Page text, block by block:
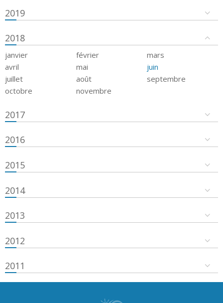
2019
2018
janvier février
mars
avril
mai
juin
juillet
août
septembre
octobre
novembre
2017
2016
2015
2014
2013
2012
2011